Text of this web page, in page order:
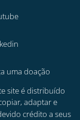
uma doação
site é distribuído
adaptar e
crédito a seus